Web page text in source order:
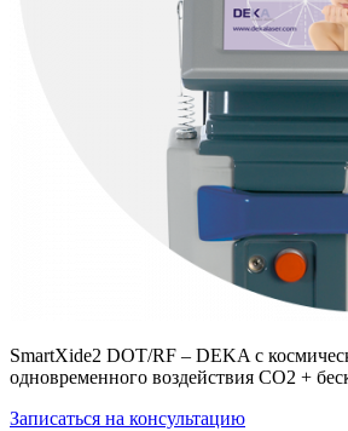
SmartXide2 DOT/RF – DEKA с
одновременного воздействия СО2 +
Записаться на консультацию